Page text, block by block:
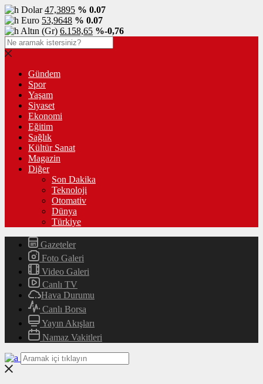
Dolar47,3895 % 0.07
Euro 53,9648 % 0.07
Altın (Gr) 6.158,65 %-0,76
Gündem
Spor
Yaşam
Siyaset
Ekonomi
Eğitim
Sağlık
Kültür Sanat
Magazin
Diğer
Son Dakika
Teknoloji
Otomativ
Dünya
Türkiye
Gazeteler
Foto Galeri
Video Galeri
Canlı TV
Hava Durumu
Canlı Borsa
Yayın Akışları
Namaz Vakitleri